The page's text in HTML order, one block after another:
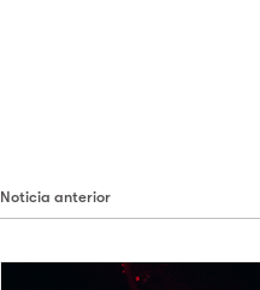
Noticia anterior